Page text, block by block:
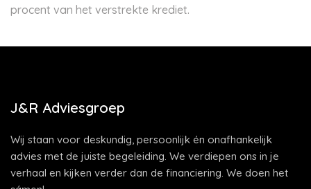
procent van het verstrekte krediet.
J&R Adviesgroep
Wij staan voor deskundig, persoonlijk én onafhankelijk
advies met de juiste begeleiding. We verdiepen ons in je
verhaal en kijken verder dan de financiering. We doen het